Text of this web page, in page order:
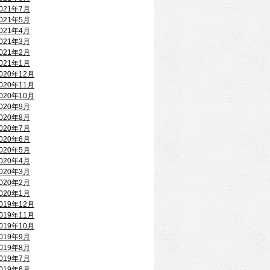
年7月
年5月
年4月
年3月
年2月
年1月
年12月
年11月
年10月
年9月
年8月
年7月
年6月
年5月
年4月
年3月
年2月
年1月
年12月
年11月
年10月
年9月
年8月
年7月